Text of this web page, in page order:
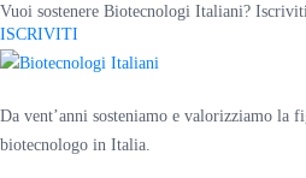
Vuoi sostenere Biotecnologi Italiani?
ISCRIVITI
Da vent’anni sosteniamo e valorizziamo la
biotecnologo in Italia.